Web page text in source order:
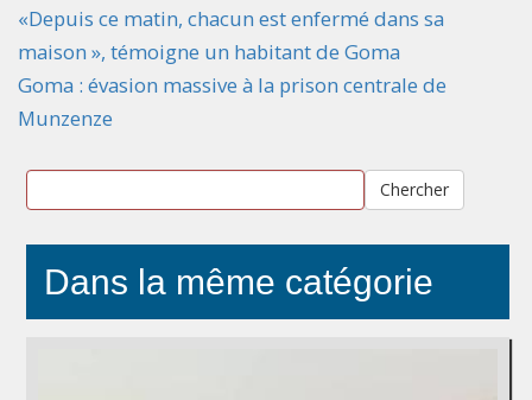
«Depuis ce matin, chacun est enfermé dans sa
maison », témoigne un habitant de Goma
Goma : évasion massive à la prison centrale de
Munzenze
Chercher
Dans la même catégorie